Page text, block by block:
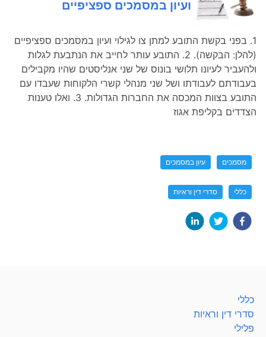
ועיון במסמכים ספציפיים
1. בפני בקשת התובע למתן צו לגילוי ועיון במסמכים ספציפיים
(להלן: הבקשה). 2. התובע עותר לחייב את הנתבעת לגלות
ולהעביר לעיונו תלושי בונוס של שני אנליסטים שהיו מקבילים
בעבודתם לעבודתו ושל שני מנהלי קשרי הלקוחות שעבדו עם
התובע בצוות המכסה את החברות הגדולות. 3. ואלו טענות
הצדדים בקליפת אגוז
מסמכים עיון במסמכים
כללי סדרי דין וראיות
כללי
סדרי דין וראיות
פלילי